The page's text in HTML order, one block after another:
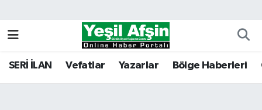
SERİ İLAN Vefatlar Yazarlar Bölge Haberleri
Kahramanmaraş Nöbetçi Eczaneler